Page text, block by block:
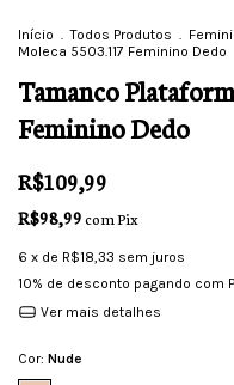
Início . Todos Produtos .
Moleca 5503.117 Feminino Dedo
Tamanco
Feminino Dedo
R$109,99
R$98,99comPix
6 x de R$18,33 sem juros
10% de desconto pagando com
Ver mais detalhes
Cor: Nude